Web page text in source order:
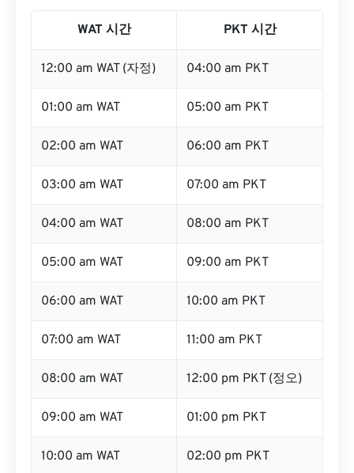
WAT 시간 PKT 시간
12:00 am WAT (자정) 04:00 am PKT
01:00 am WAT 05:00 am PKT
02:00 am WAT 06:00 am PKT
03:00 am WAT 07:00 am PKT
04:00 am WAT 08:00 am PKT
05:00 am WAT 09:00 am PKT
06:00 am WAT 10:00 am PKT
07:00 am WAT 11:00 am PKT
08:00 am WAT 12:00 pm PKT (정오)
09:00 am WAT 01:00 pm PKT
10:00 am WAT 02:00 pm PKT